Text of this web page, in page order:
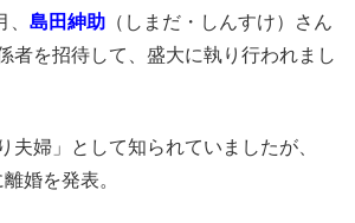
島田紳助 （しまだ・しんすけ）さん
者を招待して、盛大に執り行われまし
夫婦」として知られていましたが、
婚を発表。